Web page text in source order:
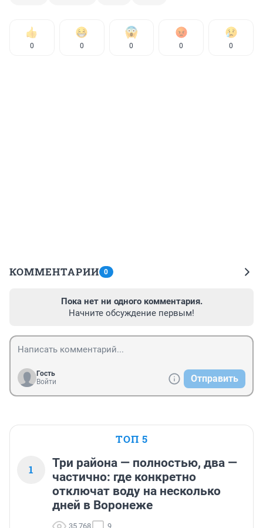
0 0 0 0 0
КОММЕНТАРИИ 0
Пока нет ни одного комментария.
Начните обсуждение первым!
Гость
Войти
Отправить
ТОП 5
1
Три района — полностью, два —
частично: где конкретно
отключат воду на несколько
дней в Воронеже
35 768 9